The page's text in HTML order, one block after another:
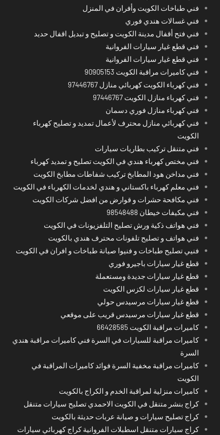
فني طباخات الكويت وأفران في المنزل
فني غسالات هندي فوري
فني فتح أقفال مدينة الكويت و تصليح و تبديل اقفال حديد
فني قطع غيار سيارات الفروانية
فني قطع غيار سيارات الفروانية
فني كاميرات مراقبة الكويت 90905153
فني كهرباء الكويت كهربائي منازل 97446767
فني كهرباء منازل الكويت 97446767
فني كهرباء منازل فوري دسمان
فني كهربائي منازل محترف لأعمال تمديد و تصليح كهرباء
الكويت
فني متنقل تركيب بطاريات سيارات
فني مختص كهرباء هندي في الكويت تصليح و تمديد كهرباء
فني مداخن هود المطابخ تركيب شفاطات مطابخ الكويت
فني معلم كهرباء باكستاني و هندي لخدمات الكهرباء في الكويت
فني مكافحة حشرات و قوارض من افضل شركات الكويت
فني مكيفات خيطان 98548488
فني هواتف ذكية ورش تصليح التلفزيونات في الكويت
فني هواتف و تصليح تلفونات محترف هندي بالكويت
فنيي تصليح طباخات و فنيوا صيانة طباخات و افران في الكويت
قطع غيار سيارات باجيرو فوري
قطع غيار سيارات جديدة ومستعملة
قطع غيار سيارات لكزس الكويت
قطع غيار سيارات مرسيدس حولي
قطع غيار سيارات مرسيدس قريب على موقعي
كاميرات مراقبة الكويت 66428585
كاميرات مراقبة للسيارات في السرة فني كاميرات مراقبة هندي
السرة
كاميرات مراقبة مخفية السرة فوائد كاميرات المراقبة في
الكويت
كاميرات منزلية لمراقبة الخدم و الكراج بالكويت
كراج بنشر متنقل في الكويت الاحمدي تصليح سيارات متنقل
كراج تصليح سيارات و صيانة عربات حديثة بالكويت
كراج سيارات متنقل اسطبلات الفروانية كراج كهربائي سيارات